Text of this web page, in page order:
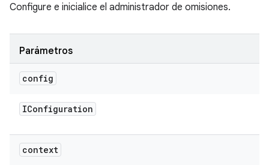
Configure e inicialice el administrador de omisiones.
Parámetros
config
IConfiguration
context